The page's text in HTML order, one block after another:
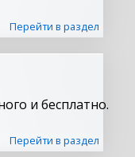
Перейти в раздел
и бесплатно.
Перейти в раздел